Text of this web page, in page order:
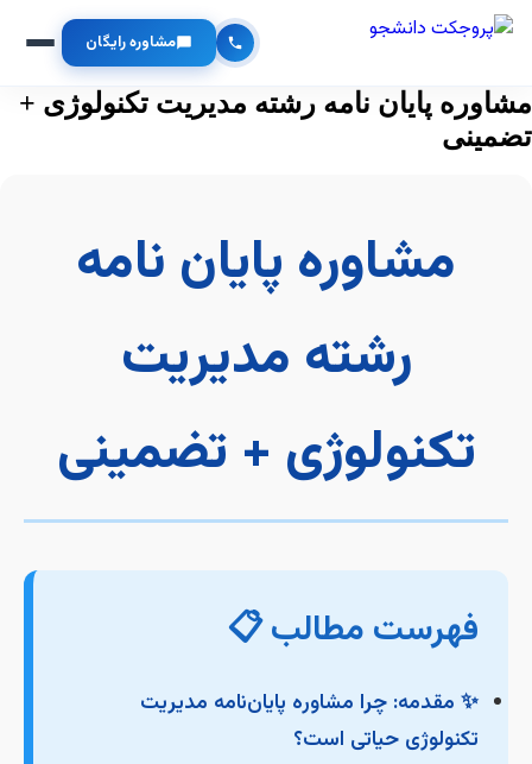
مشاوره رایگان
مشاوره پایان نامه رشته مدیریت تکنولوژی +
تضمینی
مشاوره پایان نامه
رشته مدیریت
تکنولوژی + تضمینی
فهرست مطالب 📋
✨ مقدمه: چرا مشاوره پایان‌نامه مدیریت
تکنولوژی حیاتی است؟